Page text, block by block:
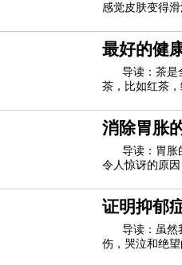
感觉皮肤变得
容。水氧活肤
以小于80微米
肤，活性水分
最好的健
导读：茶是
茶，比如红茶
茶和凉茶都富
含卡路里，因
制作红茶，茶
消除胃胀
导读：胃胀
令人惊讶的原
后者。您正在
了？有时罪魁
墨西哥卷饼！
证明抑郁
您的脑海
导读：虽然
伤，哭泣和绝